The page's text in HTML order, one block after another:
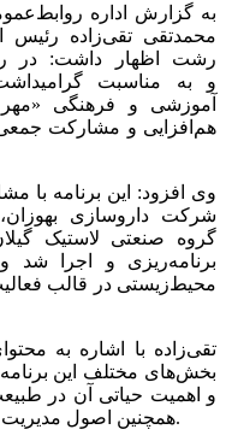
به گزارش اداره
محمدتقی تقی‌زاده
رشت اظهار داشت: در
هم‌افزایی و مشارکت جمعی
وی افزود: این برنامه با
شرکت داروسازی
گروه صنعتی لاستیک
برنامه‌ریزی و اجرا
محیط‌زیستی در قالب
تقی‌زاده با اشاره به
بخش‌های مختلف این
و اهمیت حیاتی آن در
همچنین اصول مدیریت پسماند و تفکیک زباله از مبدأ آشنا شدند.